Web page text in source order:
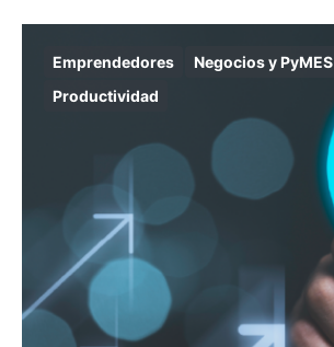
Emprendedores
Negocios y PyMES
Productividad